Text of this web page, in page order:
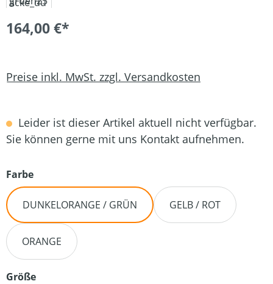
164,00 €*
Preise inkl. MwSt. zzgl. Versandkosten
Leider ist dieser Artikel aktuell nicht verfügbar.
Sie können gerne mit uns Kontakt aufnehmen.
Farbeauswählen
DUNKELORANGE / GRÜN GELB / ROT
ORANGE
Größeauswählen